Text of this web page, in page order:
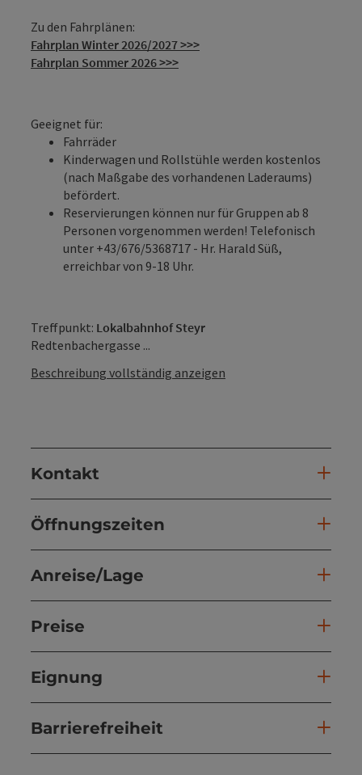
Zu den Fahrplänen:
Fahrplan Winter 2026/2027 >>>
Fahrplan Sommer 2026 >>>
Geeignet für:
Fahrräder
Kinderwagen und Rollstühle werden kostenlos
(nach Maßgabe des vorhandenen Laderaums)
befördert.
Reservierungen können nur für Gruppen ab 8
Personen vorgenommen werden! Telefonisch
unter +43/676/5368717 - Hr. Harald Süß,
erreichbar von 9-18 Uhr.
Treffpunkt: Lokalbahnhof Steyr
Redtenbachergasse ...
Beschreibung vollständig anzeigen
Kontakt
Öffnungszeiten
Anreise/Lage
Preise
Eignung
Barrierefreiheit